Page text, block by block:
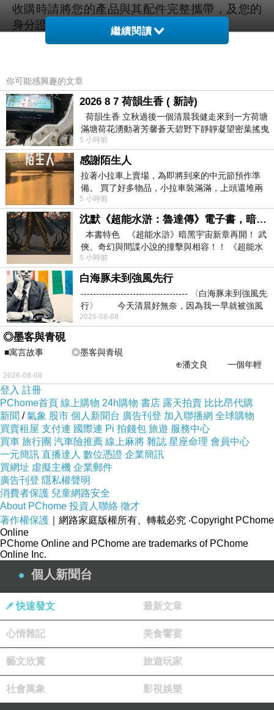
收購時請將您的產品與其配件完整攜帶，及您的
身分證明文件
張身分證即可 )
文字簡易說明收購程序：現場估價
產品測試
我們的收購過程已在網站上公開說明，還請各位
放心。
二、店面資訊：
收購專線：0989-530-992
台中市北區一中街273號
台南市南區西門路一段565號
高雄市左營區博愛二路638號
線上客服LINE：@gapple
官方網站： http://gapple3c.com/
相關網站：
http://cash3c.pixnet.net/blog
http://mypaper.pchome.com.tw/cash3c
http://blog.xuite.net/shot3c/blog
http://blog.sina.com.tw/note3c/
http://blog.nownews.com/blog.php?bid=56172
http://blog.udn.com/jinx3c/article
http://mypaper.pchome.com.tw/jinx3c
http://blog.xuite.net/gapple1234/twblog
二手收購過程圖文解說
址):http://youtu.be/qoU8bfghwDQ
現金收購二手全新3C產品 |收購相機| 收購筆電|收
購單眼
高雄收購相機|高雄收購鏡頭|高雄收購筆電|高雄
收購手機|高雄收購平板
台南收購二手相機 台南收購二手鏡頭
二手筆電
台南收購二手手機 |台南收購二手平板
收購canon sony、casio
acer、dell、hp、sigma、tamron、msi
收購數位單眼相機、收購鏡頭、收購相機、收購
繼續閱讀
你可能感興趣的文章
2026 8 7 荷韻生香 ( 新詩)
荷韻生香 立秋過後一個清晨我健走來到一方荷塘
滿塘荷花湧動著芳馨蒼天碧野下靜靜凝望密葉搖曳
幽泉中復有蛙鳴嘓嘓水波裡搖曳
5 小時前
感謝陌生人
拉著小拉車上賣場，為即將到來的中元節預作準
備。 買了好多物品，小拉車裝滿滿，上頭還堆兩
紙箱。 雖辛苦了點，這點程度我一個人搬
5 小時前
沈默《超能水滸：魯達傳》電子書，暗黑宇宙新章，一一五年八月璀璨上架！
本書特色 《超能水滸》暗黑宇宙新章再開！ 武
俠、奇幻與間諜小說的撞擊與相容！！ 《超能水
滸》系列第四部
5 小時前
白海豚未到強風先行
----------------------------------- 〈白海豚未到強風先
行〉 今天清晨好無奈，因為我一早就被強風
2026-08-08
◎墨客與青硯
■寓言故事 ◎墨客與青硯
⊕潘文良 一個年輕
的墨客，在京城的古玩肆裡
2026-08-08
登入 註冊
PChome首頁 線上購物 24h購物 書店 露天拍賣 比比昂代購
新聞 /氣象 股市 個人新聞台 廣告刊登 加入聯播網 全球購物
買賣租屋 支付連 國際連 Pi 拍錢包 旅遊 服務中心
買車 旅行團 汽車險推薦 線上麻將 雜誌 星座命理 會員中心
一元簡訊 直播達人 數位憑證 企業簡訊
買網址 虛擬主機 企業郵件
廣告刊登 隱私權聲明
消費者保護 兒童網路安全
About PChome 投資人聯絡 徵才
著作權保護 ｜網路家庭版權所有、轉載必究 ‧Copyright PChome
Online
PChome Online and PChome are trademarks of PChome
Online Inc.
個人新聞台
快速發文 最新文章
心情雜記 美食饗宴
藝文欣賞 旅遊玩家
社會萬象 影視娛樂